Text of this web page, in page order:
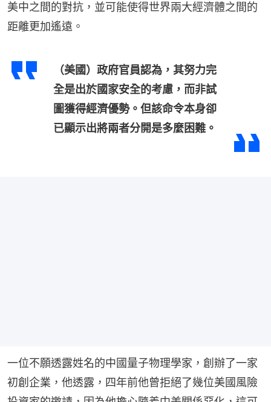
美中之間的對抗，並可能使得世界兩大經濟體之間的
距離更加遙遠。
（美國）政府官員認為，其努力完
全是出於國家安全的考慮，而非試
圖獲得經濟優勢。但該命令本身卻
已顯示出將兩者分開是多麼困難。
一位不願透露姓名的中國量子物理學家，創辦了一家
初創企業，他透露，四年前他曾拒絕了幾位美國風險